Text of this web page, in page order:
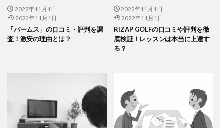
2022年11月1日
2022年11月1日
「パームス」の口コミ・評判を調
査！激安の理由とは？
2022年11月1日
2022年11月1日
RIZAP GOLFの口コミや評判を徹
底検証！レッスンは本当に上達す
る？